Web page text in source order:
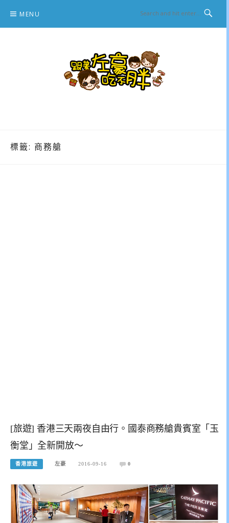
content
MENU
標籤: 商務艙
[旅遊] 香港三天兩夜自由行。國泰商務艙貴賓室「玉
衡堂」全新開放～
香港旅遊 左豪 2016-09-16 0